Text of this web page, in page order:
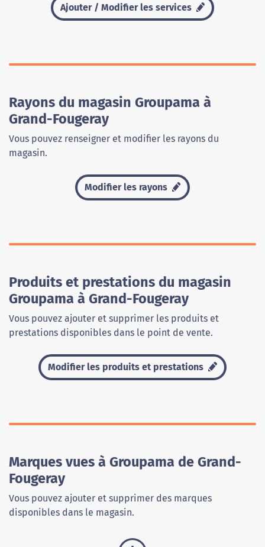
Ajouter / Modifier les services
Rayons du magasin Groupama à
Grand-Fougeray
Vous pouvez renseigner et modifier les rayons du
magasin.
Modifier les rayons
Produits et prestations du magasin
Groupama à Grand-Fougeray
Vous pouvez ajouter et supprimer les produits et
prestations disponibles dans le point de vente.
Modifier les produits et prestations
Marques vues à Groupama de Grand-
Fougeray
Vous pouvez ajouter et supprimer des marques
disponibles dans le magasin.